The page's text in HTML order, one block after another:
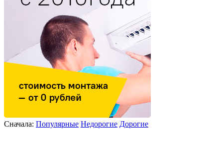
Сначала: Популярные Недорогие Дорогие